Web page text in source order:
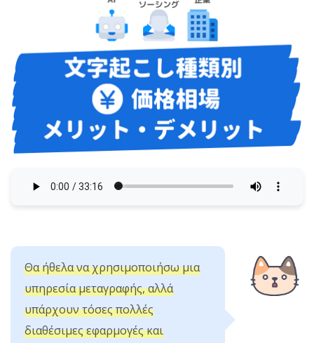
Θα ήθελα να χρησιμοποιήσω μια
υπηρεσία μεταγραφής, αλλά
υπάρχουν τόσες πολλές
διαθέσιμες εφαρμογές και